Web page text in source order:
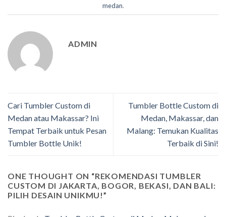
medan.
ADMIN
Cari Tumbler Custom di
Medan atau Makassar? Ini
Tempat Terbaik untuk Pesan
Tumbler Bottle Unik!
Tumbler Bottle Custom di
Medan, Makassar, dan
Malang: Temukan Kualitas
Terbaik di Sini!
ONE THOUGHT ON “REKOMENDASI TUMBLER
CUSTOM DI JAKARTA, BOGOR, BEKASI, DAN BALI:
PILIH DESAIN UNIKMU!”